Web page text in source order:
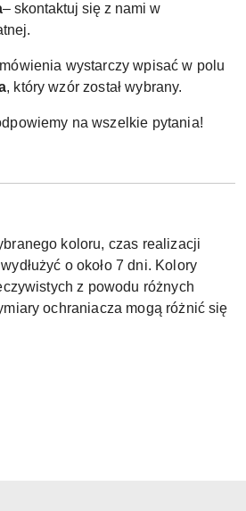
– skontaktuj się z nami w
wystarczy wpisać w polu
, który wzór został wybrany.
na wszelkie pytania!
koloru, czas realizacji
o około 7 dni. Kolory
z powodu różnych
ochraniacza mogą różnić się